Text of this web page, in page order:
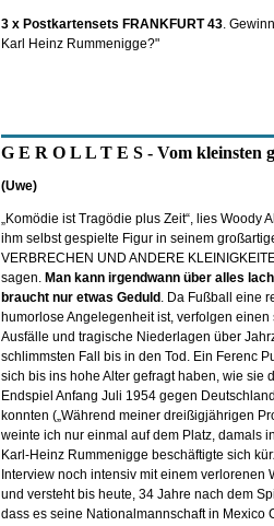
3 x Postkartensets FRANKFURT 43.
Karl Heinz Rummenigge?"
G E R O L L T E S - Vom kleinsten
(Uwe)
„Komödie ist Tragödie plus Zeit“, lies Woody
ihm selbst gespielte Figur in seinem
VERBRECHEN UND ANDERE
sagen. Man kann irgendwann über alles
braucht nur etwas Geduld . Da Fußball eine
humorlose Angelegenheit ist, verfolgen einen
Ausfälle und tragische Niederlagen über
schlimmsten Fall bis in den Tod. Ein Ferenc
sich bis ins hohe Alter gefragt haben, wie sie
Endspiel Anfang Juli 1954 gegen
konnten („Während meiner dreißigjährigen
weinte ich nur einmal auf dem Platz, damals
Karl-Heinz Rummenigge beschäftigte sich
Interview noch intensiv mit einem verlorenen
und versteht bis heute, 34 Jahre nach dem
dass es seine Nationalmannschaft in Mexico